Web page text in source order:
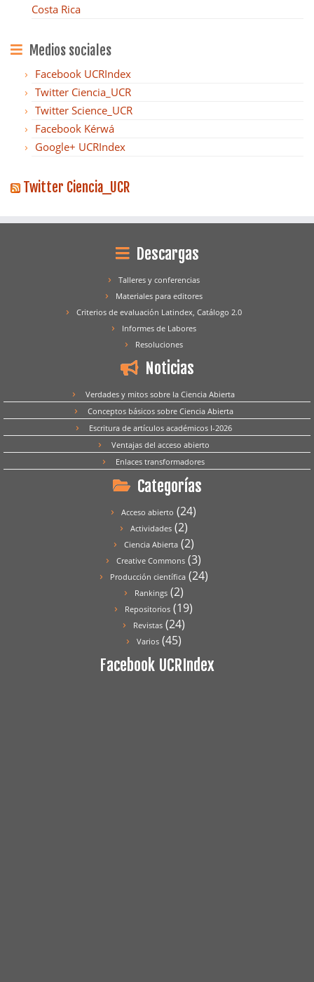
Costa Rica
Medios sociales
Facebook UCRIndex
Twitter Ciencia_UCR
Twitter Science_UCR
Facebook Kérwá
Google+ UCRIndex
Twitter Ciencia_UCR
Descargas
Talleres y conferencias
Materiales para editores
Criterios de evaluación Latindex, Catálogo 2.0
Informes de Labores
Resoluciones
Noticias
Verdades y mitos sobre la Ciencia Abierta
Conceptos básicos sobre Ciencia Abierta
Escritura de artículos académicos I-2026
Ventajas del acceso abierto
Enlaces transformadores
Categorías
Acceso abierto (24)
Actividades(2)
Ciencia Abierta(2)
Creative Commons (3)
Producción científica(24)
Rankings(2)
Repositorios (19)
Revistas(24)
Varios(45)
Facebook UCRIndex